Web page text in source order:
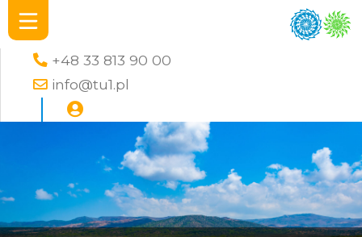
+48 33 813 90 00
info@tu1.pl